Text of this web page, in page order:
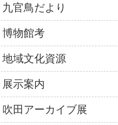
九官鳥だより
博物館考
地域文化資源
展示案内
吹田アーカイブ展